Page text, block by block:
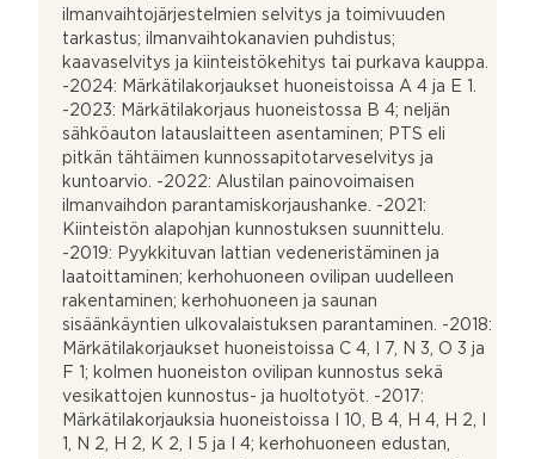
ilmanvaihtojärjestelmien selvitys ja toimivuuden
tarkastus; ilmanvaihtokanavien puhdistus;
kaavaselvitys ja kiinteistökehitys tai purkava kauppa.
-2024: Märkätilakorjaukset huoneistoissa A 4 ja E 1.
-2023: Märkätilakorjaus huoneistossa B 4; neljän
sähköauton latauslaitteen asentaminen; PTS eli
pitkän tähtäimen kunnossapitotarveselvitys ja
kuntoarvio. -2022: Alustilan painovoimaisen
ilmanvaihdon parantamiskorjaushanke. -2021:
Kiinteistön alapohjan kunnostuksen suunnittelu.
-2019: Pyykkituvan lattian vedeneristäminen ja
laatoittaminen; kerhohuoneen ovilipan uudelleen
rakentaminen; kerhohuoneen ja saunan
sisäänkäyntien ulkovalaistuksen parantaminen. -2018:
Märkätilakorjaukset huoneistoissa C 4, I 7, N 3, O 3 ja
F 1; kolmen huoneiston ovilipan kunnostus sekä
vesikattojen kunnostus- ja huoltotyöt. -2017:
Märkätilakorjauksia huoneistoissa I 10, B 4, H 4, H 2, I
1, N 2, H 2, K 2, I 5 ja I 4; kerhohuoneen edustan,